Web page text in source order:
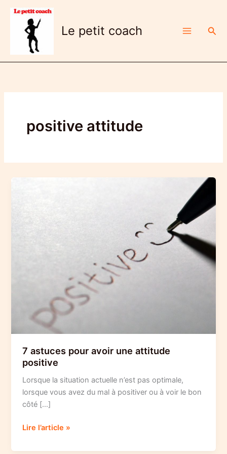
Aller
contenu
Le petit coach
positive attitude
7 astuces pour avoir une attitude
positive
Lorsque la situation actuelle n’est pas optimale,
lorsque vous avez du mal à positiver ou à voir le bon
côté […]
7
pour
Lire l’article »